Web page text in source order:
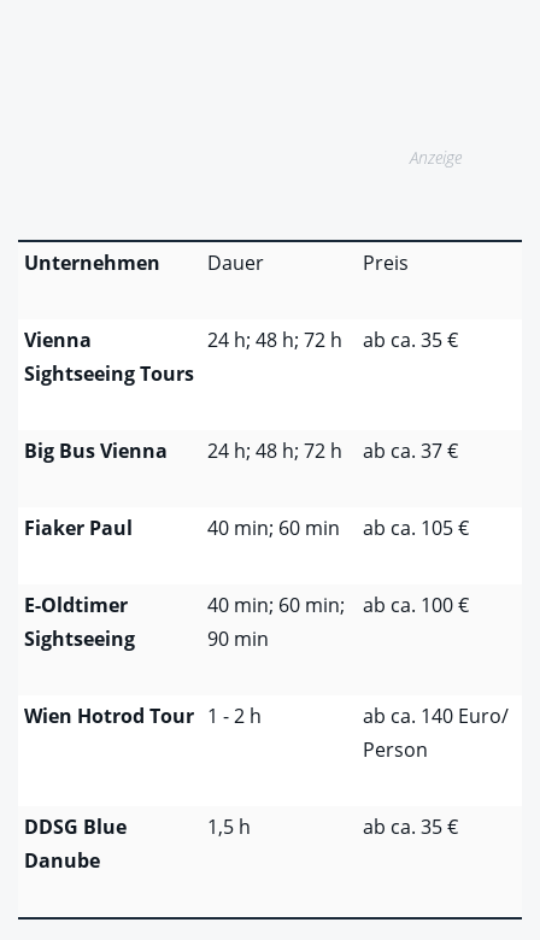
Anzeige
Unternehmen Dauer Preis
Vienna
Sightseeing Tours
24 h; 48 h; 72 h ab ca. 35 €
Big Bus Vienna 24 h; 48 h; 72 h ab ca. 37 €
Fiaker Paul 40 min; 60 min ab ca. 105 €
E-Oldtimer
Sightseeing
40 min; 60 min;
90 min
ab ca. 100 €
Wien Hotrod Tour 1 - 2 h
ab ca. 140 Euro/
Person
DDSG Blue
Danube
1,5 h ab ca. 35 €